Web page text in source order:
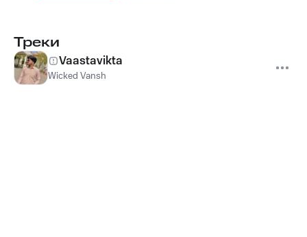
Треки
Vaastavikta
Wicked Vansh